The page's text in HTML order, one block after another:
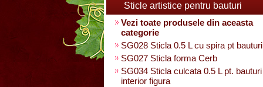
Sticle artistice pentru bauturi
Vezi toate produsele din aceasta
categorie
SG028 Sticla 0.5 L cu spira pt bauturi
SG027 Sticla forma Cerb
SG034 Sticla culcata 0.5 L pt.
interior figura